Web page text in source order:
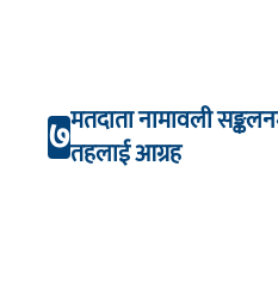
७मतदाता नामावली
तहलाई आग्रह